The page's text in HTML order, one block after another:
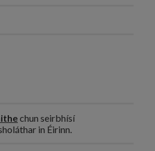
chun seirbhísí
in Éirinn.